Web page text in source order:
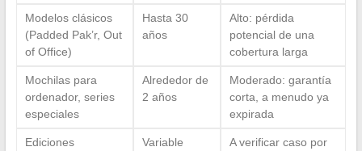
Modelos clásicos
(Padded Pak’r, Out
of Office)
Hasta 30
años
Alto: pérdida
potencial de una
cobertura larga
Mochilas para
ordenador, series
especiales
Alrededor de
2 años
Moderado: garantía
corta, a menudo ya
expirada
Ediciones
Variable
A verificar caso por